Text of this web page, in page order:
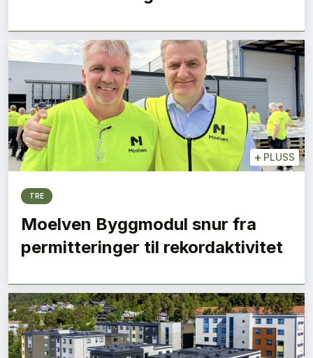
+ PLUSS
TRE
Moelven Byggmodul snur fra
permitteringer til rekordaktivitet